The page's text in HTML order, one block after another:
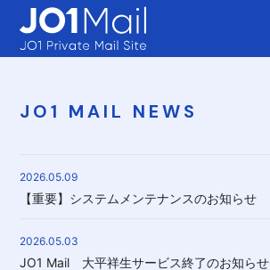
JO1 MAIL NEWS
2026.05.09
【重要】システムメンテナンスのお知らせ
2026.05.03
JO1 Mail 大平祥生サービス終了のお知らせ